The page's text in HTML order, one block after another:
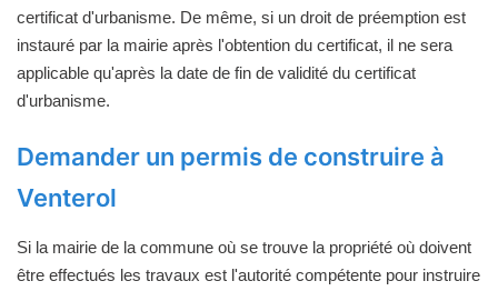
certificat d'urbanisme. De même, si un droit de préemption est
instauré par la mairie après l'obtention du certificat, il ne sera
applicable qu'après la date de fin de validité du certificat
d'urbanisme.
Demander un permis de construire à
Venterol
Si la mairie de la commune où se trouve la propriété où doivent
être effectués les travaux est l'autorité compétente pour instruire